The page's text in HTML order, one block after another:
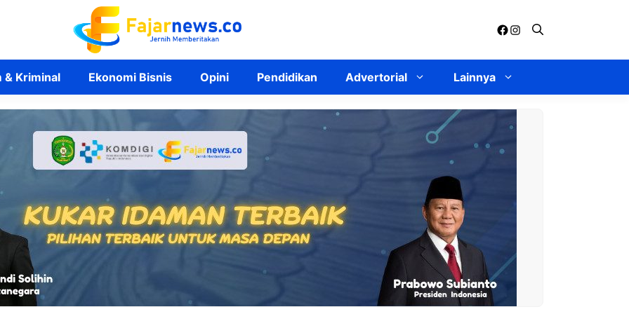
Facebook
Instagram
& Kriminal Ekonomi Bisnis Opini Pendidikan Advertorial Lainnya